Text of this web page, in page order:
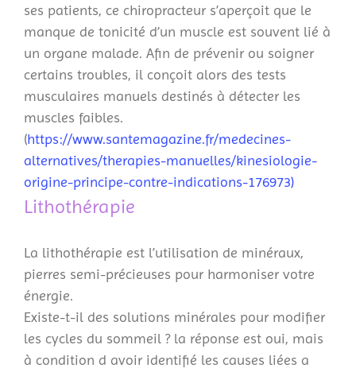
ses patients, ce chiropracteur s’aperçoit que le
manque de tonicité d’un muscle est souvent lié à
un organe malade. Afin de prévenir ou soigner
certains troubles, il conçoit alors des tests
musculaires manuels destinés à détecter les
muscles faibles.
(https://www.santemagazine.fr/medecines-
alternatives/therapies-manuelles/kinesiologie-
origine-principe-contre-indications-176973)
Lithothérapie
La lithothérapie est l’utilisation de minéraux,
pierres semi-précieuses pour harmoniser votre
énergie.
Existe-t-il des solutions minérales pour modifier
les cycles du sommeil ? la réponse est oui, mais
à condition d avoir identifié les causes liées a